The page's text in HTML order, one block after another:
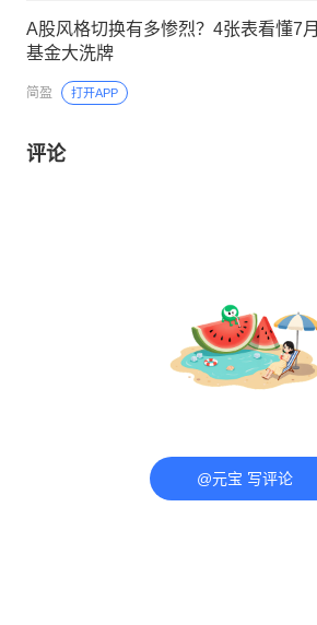
A股风格切换有多惨烈？4张表看懂7月
基金大洗牌
简盈 打开APP
评论
@元宝 写评论